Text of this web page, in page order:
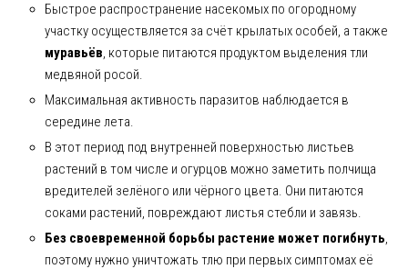
Быстрое распространение насекомых по огородному
участку осуществляется за счёт крылатых особей, а также
муравьёв, которые питаются продуктом выделения тли
медвяной росой.
Максимальная активность паразитов наблюдается в
середине лета.
В этот период под внутренней поверхностью листьев
растений в том числе и огурцов можно заметить полчища
вредителей зелёного или чёрного цвета. Они питаются
соками растений, повреждают листья стебли и завязь.
Без своевременной борьбы растение может погибнуть,
поэтому нужно уничтожать тлю при первых симптомах её